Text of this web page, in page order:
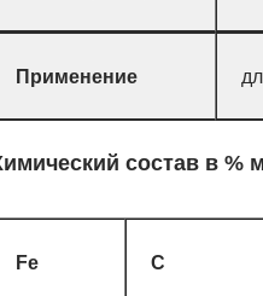
Применение
состав в %
Fe C